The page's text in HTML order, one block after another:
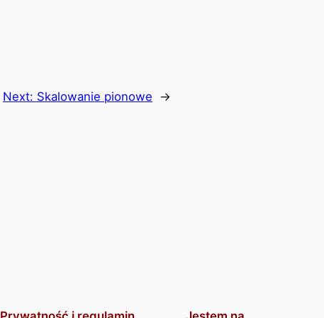
Next: Skalowanie pionowe →